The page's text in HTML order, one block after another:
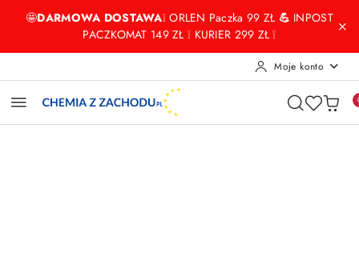
Przejdź do treści głównej
Przejdź do wyszukiwarki
Przejdź do moje konto
Przejdź do menu głównego
Przejdź do opisu produktu
Przejdź do stopki
🤩DARMOWA DOSTAWA❕ ORLEN Paczka 99 ZŁ💪 INPOST
PACZKOMAT 149 ZŁ ❕ KURIER 299 ZŁ ❕
Moje konto